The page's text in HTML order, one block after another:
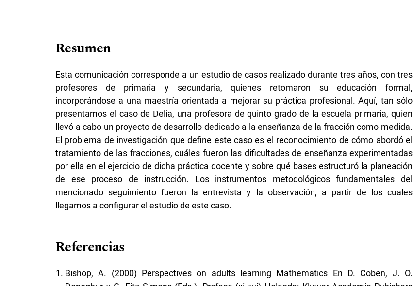
Resumen
Esta comunicación corresponde a un estudio de casos realizado durante tres años, con tres
profesores de primaria y secundaria, quienes retomaron su educación formal,
incorporándose a una maestría orientada a mejorar su práctica profesional. Aquí, tan sólo
presentamos el caso de Delia, una profesora de quinto grado de la escuela primaria, quien
llevó a cabo un proyecto de desarrollo dedicado a la enseñanza de la fracción como medida.
El problema de investigación que define este caso es el reconocimiento de cómo abordó el
tratamiento de las fracciones, cuáles fueron las dificultades de enseñanza experimentadas
por ella en el ejercicio de dicha práctica docente y sobre qué bases estructuró la planeación
de ese proceso de instrucción. Los instrumentos metodológicos fundamentales del
mencionado seguimiento fueron la entrevista y la observación, a partir de los cuales
llegamos a configurar el estudio de este caso.
Referencias
Bishop, A. (2000) Perspectives on adults learning Mathematics En D. Coben, J. O.